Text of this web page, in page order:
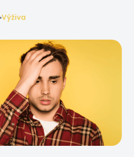
Výživa